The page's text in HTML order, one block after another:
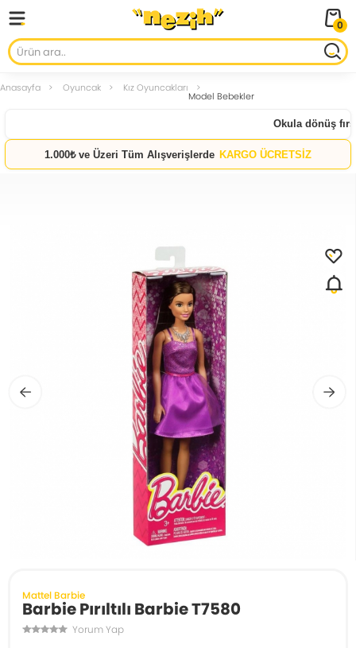
0
Anasayfa Oyuncak Kız Oyuncakları
Model Bebekler
Okula dönüş
1.000₺ ve Üzeri Tüm Alışverişlerde KARGO ÜCRETSİZ
Mattel Barbie
Barbie Pırıltılı Barbie T7580
Yorum Yap